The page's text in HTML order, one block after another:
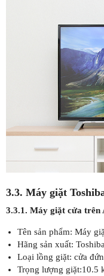
3.3. Máy giặt
3.3.1. Máy giặt cửa trên
Tên sản phẩm: Máy
Hãng sản xuất:
Loại lồng giặt: cửa
Trọng lượng giặt:10.5